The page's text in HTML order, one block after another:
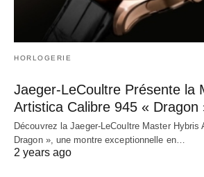
HORLOGERIE
Jaeger-LeCoultre Présente la
Artistica Calibre 945 « Dragon
Découvrez la Jaeger-LeCoultre Master Hybris
Dragon », une montre exceptionnelle en…
2 years ago